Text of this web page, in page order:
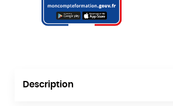
Description